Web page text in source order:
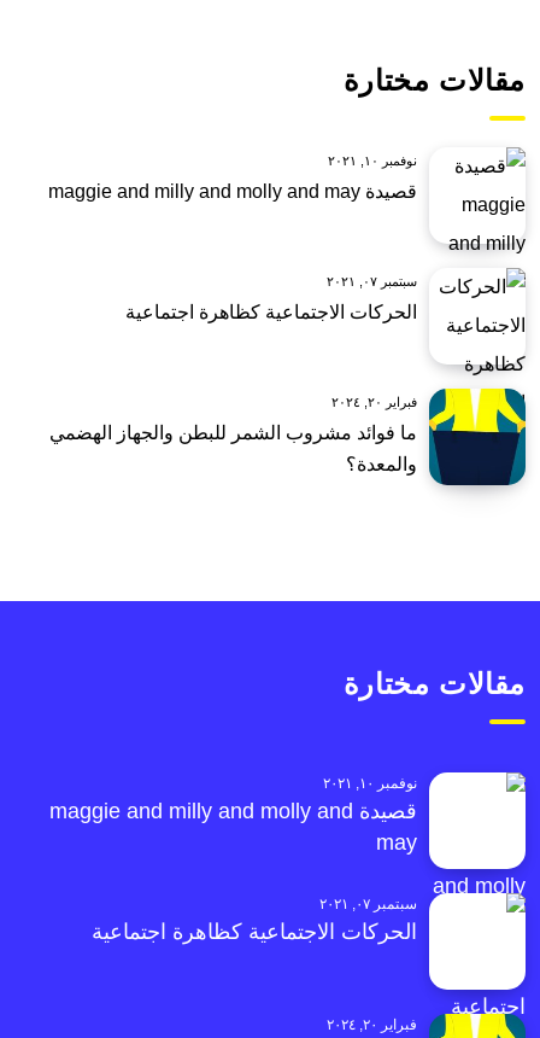
مقالات مختارة
نوفمبر ١٠, ٢٠٢١
قصيدة maggie and milly and molly and may
سبتمبر ٠٧, ٢٠٢١
الحركات الاجتماعية كظاهرة اجتماعية
فبراير ٢٠, ٢٠٢٤
ما فوائد مشروب الشمر للبطن والجهاز الهضمي
والمعدة؟
مقالات مختارة
نوفمبر ١٠, ٢٠٢١
قصيدة maggie and milly and molly and
may
سبتمبر ٠٧, ٢٠٢١
الحركات الاجتماعية كظاهرة اجتماعية
فبراير ٢٠, ٢٠٢٤